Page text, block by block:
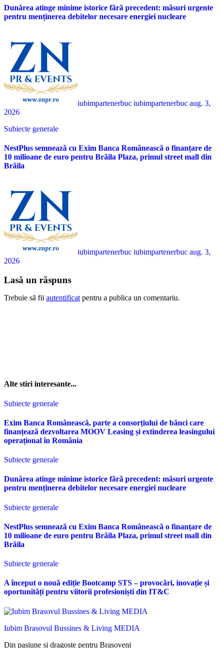
Dunărea atinge minime istorice fără precedent: măsuri urgente
pentru menținerea debitelor necesare energiei nucleare
iubimpartenerbuc iubimpartenerbuc aug. 3,
2026
Subiecte generale
NestPlus semnează cu Exim Banca Românească o finanțare de
10 milioane de euro pentru Brăila Plaza, primul street mall din
Brăila
iubimpartenerbuc iubimpartenerbuc aug. 3,
2026
Lasă un răspuns
Trebuie să fii autentificat pentru a publica un comentariu.
Alte stiri interesante...
Subiecte generale
Exim Banca Românească, parte a consorțiului de bănci care
finanțează dezvoltarea MOOV Leasing și extinderea leasingului
operațional în România
Subiecte generale
Dunărea atinge minime istorice fără precedent: măsuri urgente
pentru menținerea debitelor necesare energiei nucleare
Subiecte generale
NestPlus semnează cu Exim Banca Românească o finanțare de
10 milioane de euro pentru Brăila Plaza, primul street mall din
Brăila
Subiecte generale
A început o nouă ediție Bootcamp STS – provocări, inovație și
oportunități pentru viitorii profesioniști din IT&C
Iubim Brasovul Bussines & Living MEDIA
Din pasiune și dragoste pentru Brașoveni